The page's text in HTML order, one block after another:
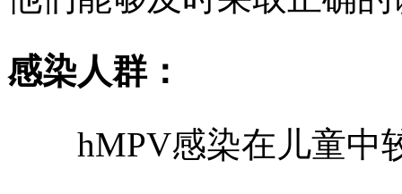
感染人群：
hMPV感染在儿童中